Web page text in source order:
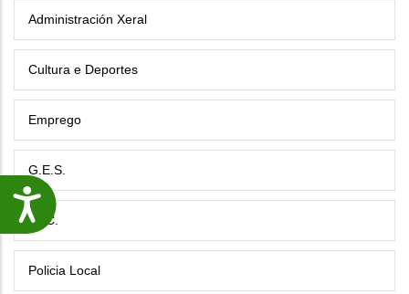
Accesibilidade
Administración Xeral
Cultura e Deportes
Emprego
G.E.S.
P.I.C.
Policia Local